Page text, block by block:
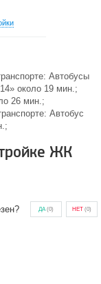
Автобусы
около 19 мин.;
26 мин.;
Автобус
ЖК
ДА(0) НЕТ (0)